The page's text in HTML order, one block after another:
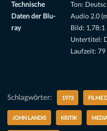
Technische
Daten der Blu-
ray
Ton:
Audio 2.0
Bild: 1,78:1
Untertitel:
Laufzeit:
Schlagwörter: 1973 FILME
JOHN LANDIS KRITIK